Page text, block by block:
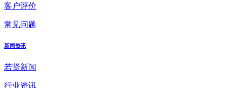
客户评价
常见问题
新闻资讯
若贤新闻
行业资讯